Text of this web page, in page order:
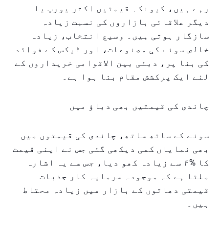
رہے ہیں، کیونکہ قیمتیں اکثر یورپ یا
دیگر علاقائی بازاروں کی نسبت زیادہ
سازگار ہوتی ہیں۔ وسیع انتخاب، زیادہ
خالص سونے کی مصنوعات، اور ٹیکس کے فوائد
کی بنا پر، دبئی بین الاقوامی خریداروں کے
لئے ایک پرکشش مقام بنا ہوا ہے۔
چاندی کی قیمتیں بھی دباؤ میں
سونے کے ساتھ ساتھ، چاندی کی قیمتوں میں
بھی نمایاں کمی دیکھی گئی جس نے اپنی قیمت
کا %۴ سے زیادہ کھو دیا، جس سے یہ اشارہ
ملتا ہے کہ موجودہ سرمایہ کار جذبات
قیمتی دھاتوں کے بازار میں زیادہ محتاط
ہیں۔